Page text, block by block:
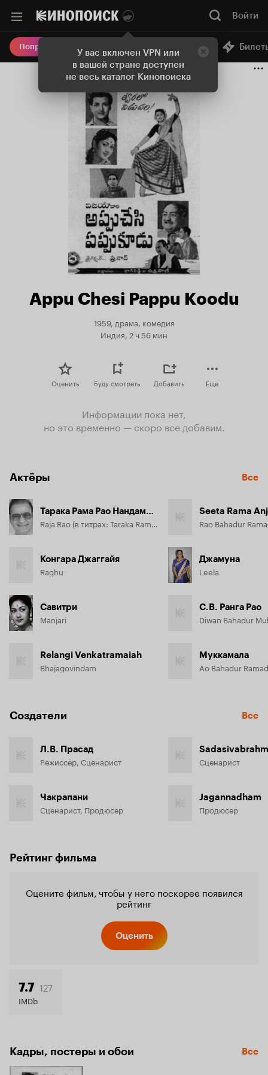
У вас включен VPN или
в вашей стране доступен
не весь каталог Кинопоиска
Войти
Попробовать Плюс Онлайн-кинотеатр
Appu Chesi Pappu Koodu
1959, драма, комедия
Индия, 2 ч 56 мин
Оценить Буду смотреть Добавить Еще
Информации пока нет,
но это временно — скоро все добавим.
Актёры Все
Тарака Рама Рао Нандамури
Raja Rao (в титрах: Taraka Rama Rao Nandamuri)
Конгара Джаггайя
Raghu
Савитри
Manjari
Relangi Venkatramaiah
Bhajagovindam
Rao Bahadur
Джамуна
Leela
С.В. Ранга Рао
Diwan Bahadur
Муккамала
Ao Bahadur
Создатели Все
Л.В. Прасад
Режиссёр, Сценарист
Чакрапани
Сценарист, Продюсер
Сценарист
Jagannadham
Продюсер
Рейтинг фильма
Оцените фильм, чтобы у него поскорее появился
рейтинг
Оценить
7.7 127
IMDb
Кадры, постеры и обои Все